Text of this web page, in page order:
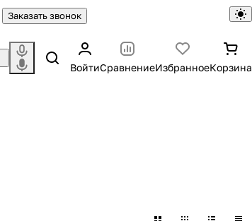
Заказать звонок
ВойтиСравнениеИзбранноеКорзина